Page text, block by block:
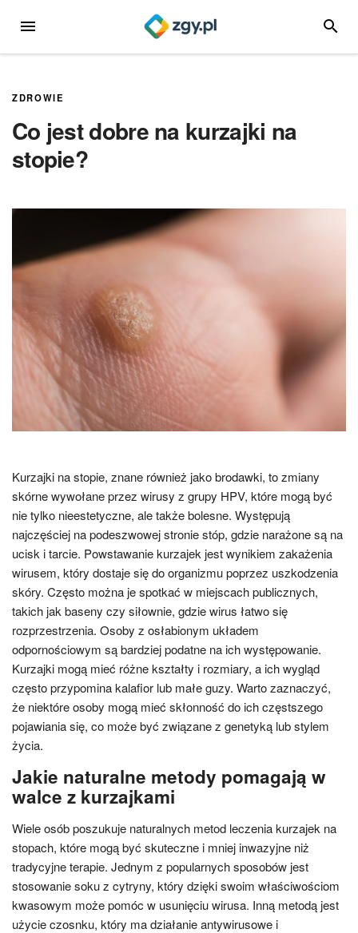
MENU
ZDROWIE
Co jest dobre na kurzajki na
stopie?
Kurzajki na stopie, znane również jako brodawki, to zmiany
skórne wywołane przez wirusy z grupy HPV, które mogą być
nie tylko nieestetyczne, ale także bolesne. Występują
najczęściej na podeszwowej stronie stóp, gdzie narażone są na
ucisk i tarcie. Powstawanie kurzajek jest wynikiem zakażenia
wirusem, który dostaje się do organizmu poprzez uszkodzenia
skóry. Często można je spotkać w miejscach publicznych,
takich jak baseny czy siłownie, gdzie wirus łatwo się
rozprzestrzenia. Osoby z osłabionym układem
odpornościowym są bardziej podatne na ich występowanie.
Kurzajki mogą mieć różne kształty i rozmiary, a ich wygląd
często przypomina kalafior lub małe guzy. Warto zaznaczyć,
że niektóre osoby mogą mieć skłonność do ich częstszego
pojawiania się, co może być związane z genetyką lub stylem
życia.
Jakie naturalne metody pomagają w
walce z kurzajkami
Wiele osób poszukuje naturalnych metod leczenia kurzajek na
stopach, które mogą być skuteczne i mniej inwazyjne niż
tradycyjne terapie. Jednym z popularnych sposobów jest
stosowanie soku z cytryny, który dzięki swoim właściwościom
kwasowym może pomóc w usunięciu wirusa. Inną metodą jest
użycie czosnku, który ma działanie antywirusowe i